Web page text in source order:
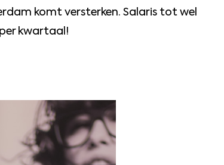
komt versterken. Salaris tot wel
kwartaal!